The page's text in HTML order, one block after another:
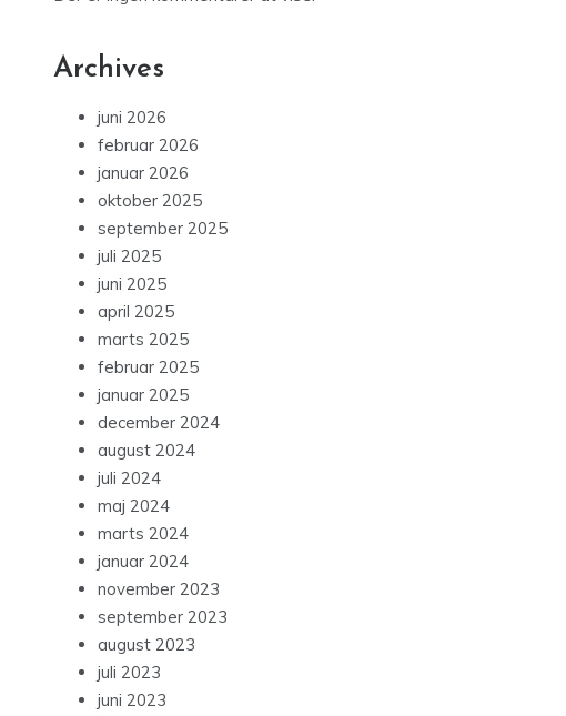
Archives
juni 2026
februar 2026
januar 2026
oktober 2025
september 2025
juli 2025
juni 2025
april 2025
marts 2025
februar 2025
januar 2025
december 2024
august 2024
juli 2024
maj 2024
marts 2024
januar 2024
november 2023
september 2023
august 2023
juli 2023
juni 2023